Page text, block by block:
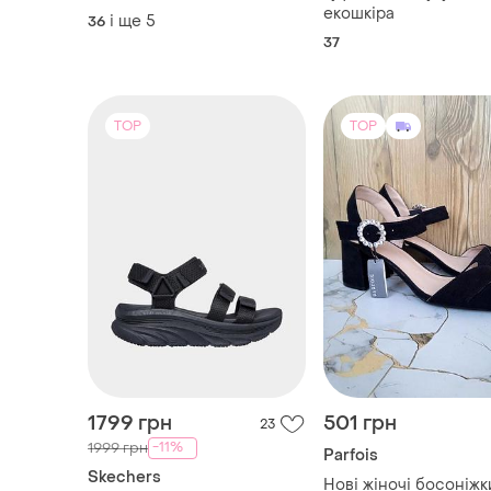
кроссовки найк данк
бордовые
36 і ще 5
екошкіра
37
TOP
1799 грн 23
1999 грн -11%
Skechers
TOP
501 грн
Parfois
Нові жіночі